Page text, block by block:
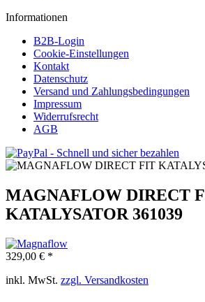
Informationen
B2B-Login
Cookie-Einstellungen
Kontakt
Datenschutz
Versand und Zahlungsbedingungen
Impressum
Widerrufsrecht
AGB
MAGNAFLOW DIRECT
KATALYSATOR 361039
329,00 € *
inkl. MwSt. zzgl. Versandkosten